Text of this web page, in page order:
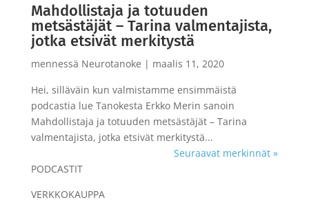
Mahdollistaja ja totuuden
metsästäjät – Tarina valmentajista,
jotka etsivät merkitystä
mennessä Neurotanoke | maalis 11, 2020
Hei, silläväin kun valmistamme ensimmäistä
podcastia lue Tanokesta Erkko Merin sanoin
Mahdollistaja ja totuuden metsästäjät – Tarina
valmentajista, jotka etsivät merkitystä...
Seuraavat merkinnät »
PODCASTIT
VERKKOKAUPPA